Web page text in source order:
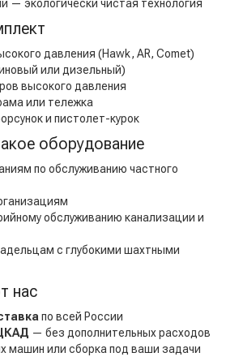
— экологически чистая технология
давления (Hawk, AR, Comet)
или дизельный)
высокого давления
или тележка
и пистолет-курок
оборудование
по обслуживанию частного
обслуживанию канализации и
с глубокими шахтными
нас
по всей России
— без дополнительных расходов
машин или сборка под ваши задачи